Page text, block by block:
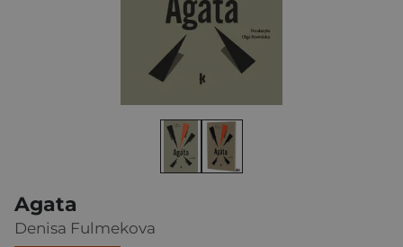
Agata
Denisa Fulmekova